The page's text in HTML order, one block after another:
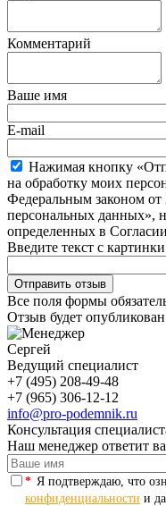
Комментарий
Ваше имя
E-mail
Нажимая кнопку
на обработку моих
Федеральным законом
персональных данных»,
определенных в
Введите текст с
Все поля формы
Отзыв будет
Сергей
Ведущий специалист
+7 (495) 208-49-48
+7 (965) 306-12-12
info@pro-podemnik.ru
Консультация
Наш менеджер ответит
* Я подтверждаю, что
конфиденциальности и